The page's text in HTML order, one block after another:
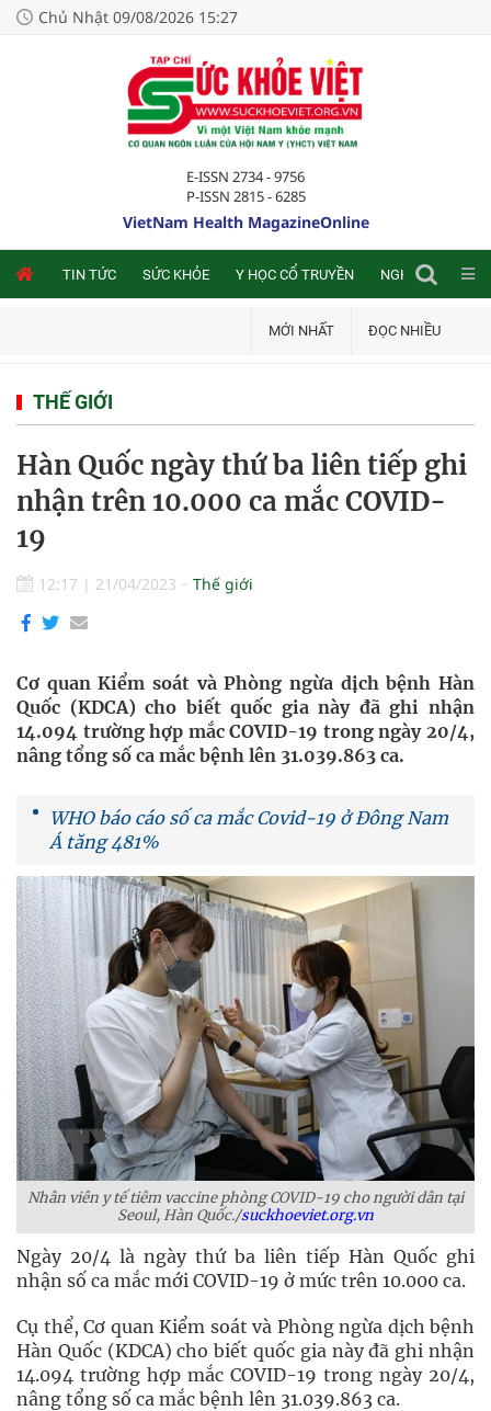
Chủ Nhật 09/08/2026 15:27
E-ISSN 2734 - 9756
P-ISSN 2815 - 6285
VietNam Health MagazineOnline
TIN TỨC SỨC KHỎE Y HỌC CỔ TRUYỀN NGHIÊN CỨU
MỚI NHẤT ĐỌC NHIỀU
THẾ GIỚI
Hàn Quốc ngày thứ ba liên tiếp ghi
nhận trên 10.000 ca mắc COVID-
19
12:17 | 21/04/2023 Thế giới
Cơ quan Kiểm soát và Phòng ngừa dịch bệnh Hàn
Quốc (KDCA) cho biết quốc gia này đã ghi nhận
14.094 trường hợp mắc COVID-19 trong ngày 20/4,
nâng tổng số ca mắc bệnh lên 31.039.863 ca.
WHO báo cáo số ca mắc Covid-19 ở Đông Nam
Á tăng 481%
Nhân viên y tế tiêm vaccine phòng COVID-19 cho người dân tại
Seoul, Hàn Quốc./suckhoeviet.org.vn
Ngày 20/4 là ngày thứ ba liên tiếp Hàn Quốc ghi
nhận số ca mắc mới COVID-19 ở mức trên 10.000 ca.
Cụ thể, Cơ quan Kiểm soát và Phòng ngừa dịch bệnh
Hàn Quốc (KDCA) cho biết quốc gia này đã ghi nhận
14.094 trường hợp mắc COVID-19 trong ngày 20/4,
nâng tổng số ca mắc bệnh lên 31.039.863 ca.